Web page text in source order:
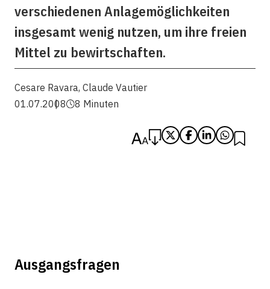
verschiedenen Anlagemöglichkeiten
insgesamt wenig nutzen, um ihre freien
Mittel zu bewirtschaften.
Cesare Ravara, Claude Vautier
01.07.2008
8 Minuten
Ausgangsfragen